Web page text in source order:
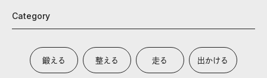
Category
鍛える 整える 走る 出かける